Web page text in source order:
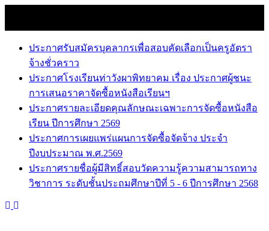
content
ประกาศรับสมัครบุคลากรเพื่อสอบคัดเลือกเป็นครูอัตรา
จ้างชั่วคราว
ประกาศโรงเรียนท่าวังผาพิทยาคม เรื่อง ประกาศผู้ชนะ
การเสนอราคาจัดซื้อหนังสือเรียนฯ
ประกาศรายละเอียดคุณลักษณะเฉพาะการจัดซื้อหนังสือ
เรียน ปีการศึกษา 2569
ประกาศการเผยแพร่แผนการจัดซื้อจัดจ้าง ประจำ
ปีงบประมาณ พ.ศ.2569
ประกาศรายชื่อผู้มีสิทธิ์สอบวัดความรู้ความสามารถทาง
วิชาการ ระดับชั้นประถมศึกษาปีที่ 5 - 6 ปีการศึกษา 2568